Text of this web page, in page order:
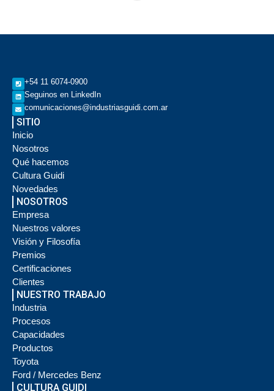
+54 11 6074-0900
Seguinos en LinkedIn
comunicaciones@industriasguidi.com.ar
SITIO
Inicio
Nosotros
Qué hacemos
Cultura Guidi
Novedades
NOSOTROS
Empresa
Nuestros valores
Visión y Filosofía
Premios
Certificaciones
Clientes
NUESTRO TRABAJO
Industria
Procesos
Capacidades
Productos
Toyota
Ford / Mercedes Benz
CULTURA GUIDI